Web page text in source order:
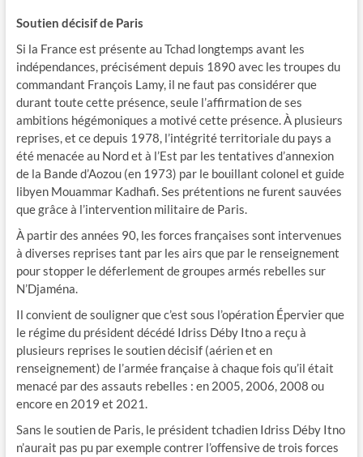
Soutien décisif de Paris
Si la France est présente au Tchad longtemps avant les
indépendances, précisément depuis 1890 avec les troupes du
commandant François Lamy, il ne faut pas considérer que
durant toute cette présence, seule l’affirmation de ses
ambitions hégémoniques a motivé cette présence. À plusieurs
reprises, et ce depuis 1978, l’intégrité territoriale du pays a
été menacée au Nord et à l’Est par les tentatives d’annexion
de la Bande d’Aozou (en 1973) par le bouillant colonel et guide
libyen Mouammar Kadhafi. Ses prétentions ne furent sauvées
que grâce à l’intervention militaire de Paris.
À partir des années 90, les forces françaises sont intervenues
à diverses reprises tant par les airs que par le renseignement
pour stopper le déferlement de groupes armés rebelles sur
N’Djaména.
Il convient de souligner que c’est sous l’opération Épervier que
le régime du président décédé Idriss Déby Itno a reçu à
plusieurs reprises le soutien décisif (aérien et en
renseignement) de l’armée française à chaque fois qu’il était
menacé par des assauts rebelles : en 2005, 2006, 2008 ou
encore en 2019 et 2021.
Sans le soutien de Paris, le président tchadien Idriss Déby Itno
n’aurait pas pu par exemple contrer l’offensive de trois forces